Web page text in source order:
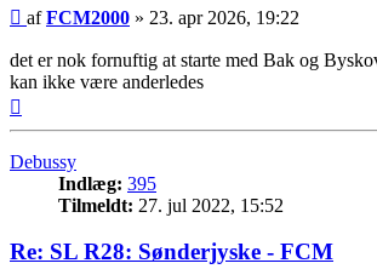
Indlæg
afFCM2000 » 23. apr 2026, 19:22
det er nok fornuftig at starte med Bak og
kan ikke være anderledes
Debussy
Indlæg: 395
Tilmeldt: 27. jul 2022, 15:52
Re: SL R28: Sønderjyske - FCM